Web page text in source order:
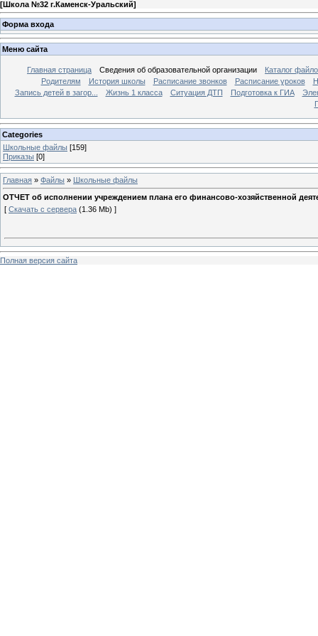
[Школа №32 г.Каменск-Уральский]
Форма входа
Меню сайта
Главная страница Сведения об образовательной организации
Каталог
Родителям
История школы Расписание звонков Расписание уроков
Запись детей в загор...
Жизнь 1 класса Ситуация ДТП Подготовка к ГИА
Categories
Школьные файлы [159]
Приказы [0]
Главная » Файлы » Школьные файлы
ОТЧЕТ об исполнении учреждением плана его финансово-хозяйственной
[ Скачать с сервера (1.36 Mb) ]
Полная версия сайта